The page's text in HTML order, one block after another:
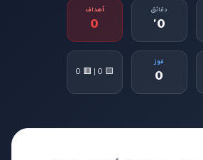
دقائق
0'
أهداف
0
فوز
0
🟨 0 | 🟥 0